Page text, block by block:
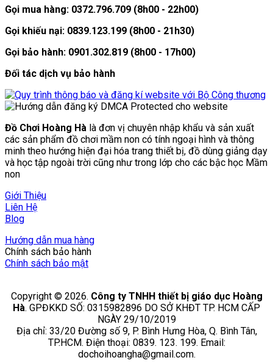
Gọi mua hàng: 0372.796.709 (8h00 - 22h00)
Gọi khiếu nại: 0839.123.199 (8h00 - 21h30)
Gọi bảo hành: 0901.302.819 (8h00 - 17h00)
Đối tác dịch vụ bảo hành
Đồ Chơi Hoàng Hà là đơn vị chuyên nhập khẩu và sản xuất
các sản phẩm đồ chơi mầm non có tính ngoại hình và thông
minh theo hướng hiện đại hóa trang thiết bị, đồ dùng giảng dạy
và học tập ngoài trời cũng như trong lớp cho các bậc học Mầm
non
Giới Thiệu
Liên Hệ
Blog
Hướng dẫn mua hàng
Chính sách bảo hành
Chính sách bảo mật
Copyright © 2026. Công ty TNHH thiết bị giáo dục Hoàng
Hà. GPĐKKD SỐ: 0315982896 DO SỞ KHĐT TP. HCM CẤP
NGÀY 29/10/2019
Địa chỉ: 33/20 Đường số 9, P. Bình Hưng Hòa, Q. Bình Tân,
TP.HCM. Điện thoại: 0839. 123. 199. Email:
dochoihoangha@gmail.com.